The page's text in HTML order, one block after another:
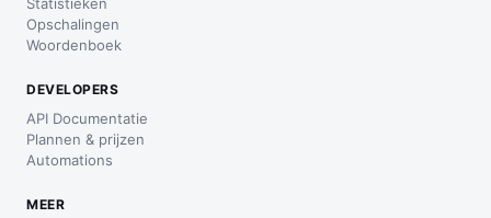
Opschalingen
Woordenboek
DEVELOPERS
API Documentatie
Plannen & prijzen
Automations
MEER